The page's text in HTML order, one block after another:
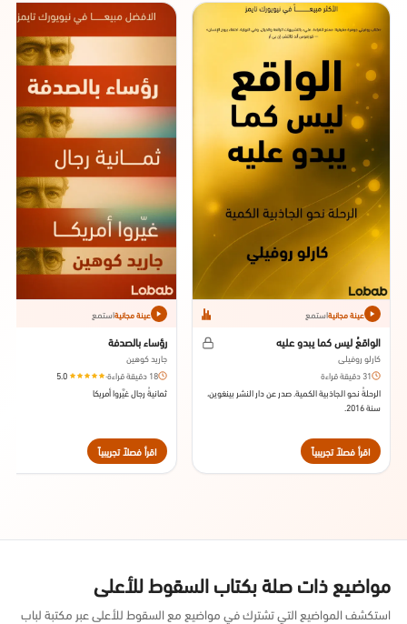
عينة مجانيةاستمع
الواقعُ ليس كما يبدو عليه
كارلو روفيلي
31 دقيقة قراءة
الرحلةُ نحو الجاذبية الكمية. صدر عن دار النشر بينغوين،
سنة 2016.
اقرأ فصلاً تجريبياً
عينة مجانيةاستمع
رؤساء بالصدفة
جاريد كوهين
18 دقيقة قراءة
·
5.0
ثمانيةُ رجال غيَّروا أمريكا
اقرأ فصلاً تجريبياً
مواضيع ذات صلة بكتاب السقوط للأعلى
استكشف المواضيع التي تشترك في مواضيع مع السقوط للأعلى عبر مكتبة لباب